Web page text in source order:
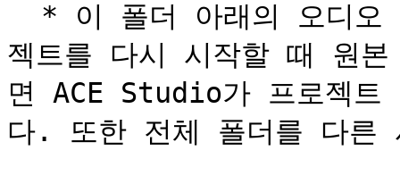
젝트를 다시 시작할 때 원
면 ACE Studio가 프로젝트
다. 또한 전체 폴더를 다른